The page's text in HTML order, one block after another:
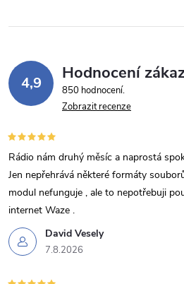
4,9 Hodnocení
850 hodnocení
Zobrazit recenze
David Vesely
7.8.2026
Rádio nám druhý měsíc a naprostá
Jen nepřehrává některé formáty
modul nefunguje , ale to nepotřebuji
internet Waze .